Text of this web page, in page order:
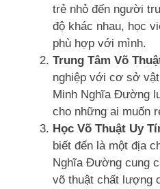
trẻ nhỏ đến người
độ khác nhau, học
phù hợp với mình.
Trung Tâm Võ
nghiệp với cơ sở
Minh Nghĩa Đường
cho những ai muốn
Học Võ Thuật Uy
biết đến là một địa
Nghĩa Đường cung
võ thuật chất lượng